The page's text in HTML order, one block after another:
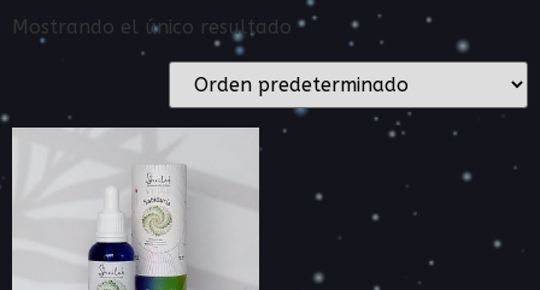
Mostrando el único resultado